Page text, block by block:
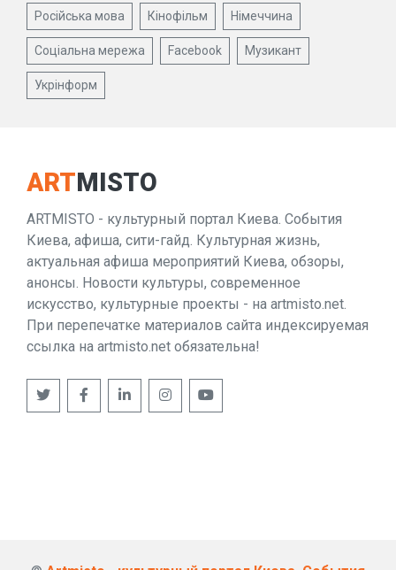
Російська мова Кінофільм Німеччина
Соціальна мережа Facebook Музикант
Укрінформ
ARTMISTO
ARTMISTO - культурный портал Киева. События
Киева, афиша, сити-гайд. Культурная жизнь,
актуальная афиша мероприятий Киева, обзоры,
анонсы. Новости культуры, современное
искусство, культурные проекты - на artmisto.net.
При перепечатке материалов сайта индексируемая
ссылка на artmisto.net обязательна!